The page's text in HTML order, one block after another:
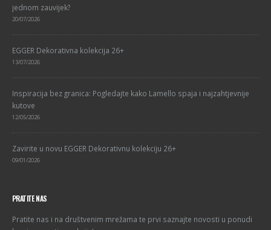
jednom zauvijek?
20/07/2026
EGGER Dekorativna kolekcija 26+
13/07/2026
Inspiracija bez granica: Pogledajte kako Lamello spaja i najzahtjevnije
kutove
12/05/2026
Zavirite u novu EGGER Dekorativnu kolekciju 26+
09/01/2026
PRATITE NAS
Pratite nas i na društvenim mrežama te prvi saznajte novosti u ponudi